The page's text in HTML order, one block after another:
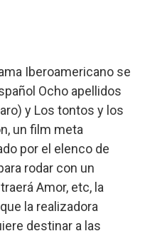
Iberoamericano se
Ocho apellidos
y Los tontos y los
un film meta
por el elenco de
rodar con un
Amor, etc, la
la realizadora
destinar a las